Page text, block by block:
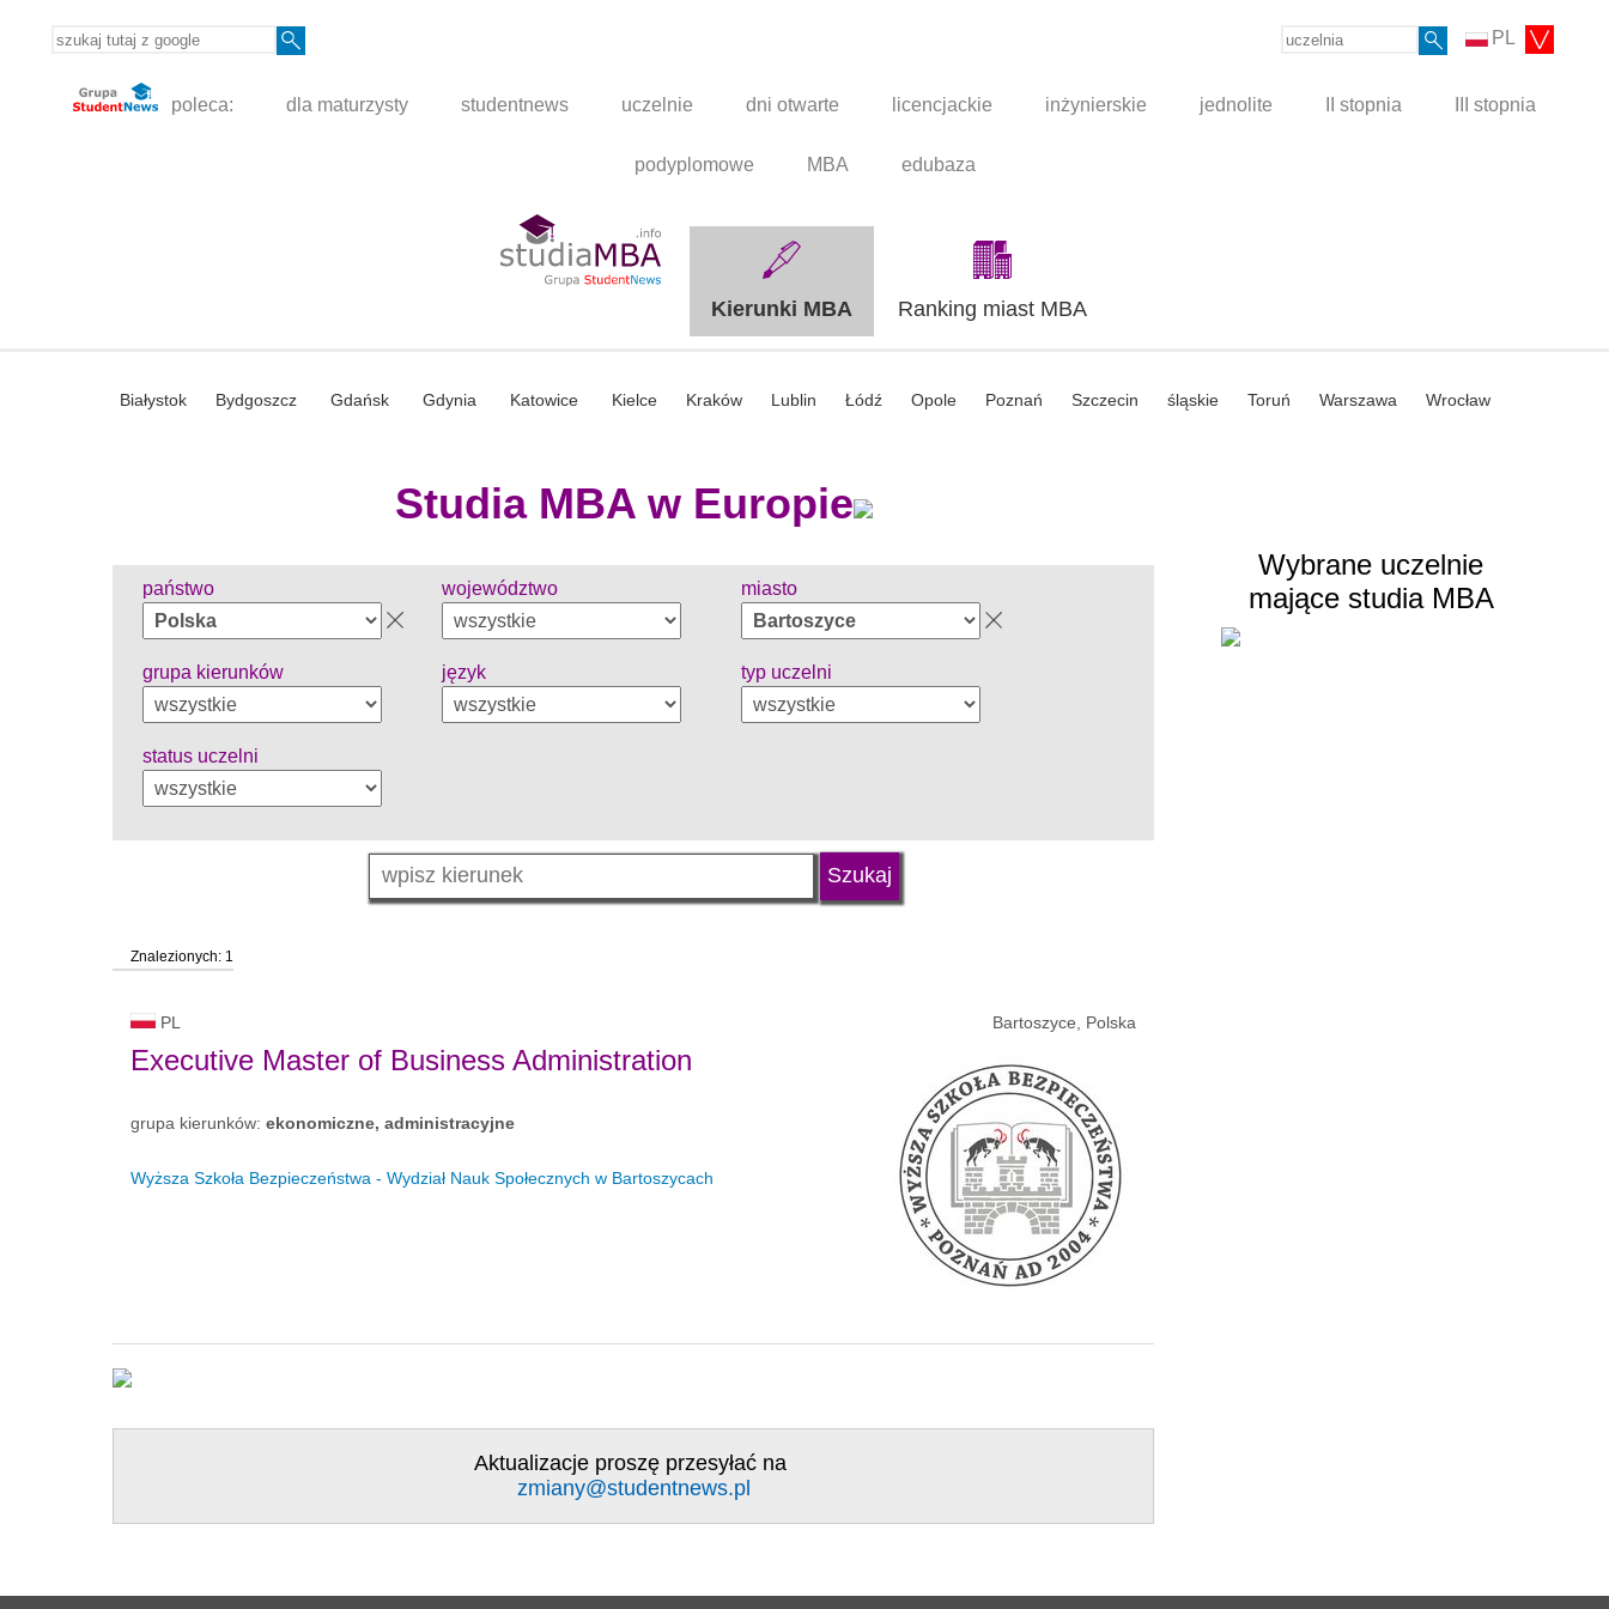
PL
poleca: dla maturzysty studentnews uczelnie dni otwarte licencjackie inżynierskie jednolite II stopnia III stopnia
podyplomowe MBA edubaza
Kierunki MBA Ranking miast MBA
Białystok Bydgoszcz Gdańsk Gdynia Katowice Kielce Kraków Lublin Łódź Opole Poznań Szczecin śląskie Toruń Warszawa Wrocław
Studia MBA w Europie
państwo województwo miasto
grupa kierunków język typ uczelni
status uczelni
Znalezionych: 1
PL Bartoszyce, Polska
Executive Master of Business Administration
grupa kierunków: ekonomiczne, administracyjne
Wyższa Szkoła Bezpieczeństwa - Wydział Nauk Społecznych w Bartoszycach
Aktualizacje proszę przesyłać na
zmiany@studentnews.pl
Wybrane uczelnie
mające studia MBA